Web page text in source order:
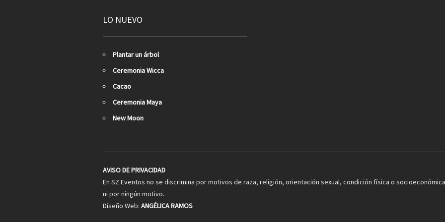
LO NUEVO
Plantar un árbol
Ceremonia Wicca
Cacao
Ceremonia Maya
New Moon
AVISO DE PRIVACIDAD
En SZ Eventos no se discrimina por motivos de raza, religión, orientación sexual, condición física o
ni por ningún motivo.
Diseño Web: ANGÉLICA RAMOS